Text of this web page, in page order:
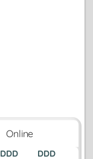
Online
DDD
DDD